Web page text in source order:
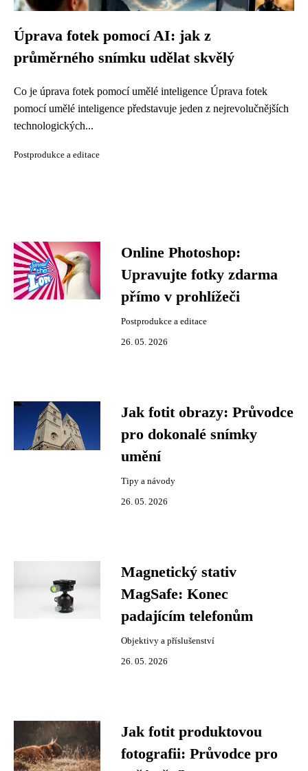
Úprava fotek pomocí AI: jak z
průměrného snímku udělat skvělý
Co je úprava fotek pomocí umělé inteligence Úprava fotek
pomocí umělé inteligence představuje jeden z nejrevolučnějších
technologických...
Postprodukce a editace
Online Photoshop:
Upravujte fotky zdarma
přímo v prohlížeči
Postprodukce a editace
26. 05. 2026
Jak fotit obrazy: Průvodce
pro dokonalé snímky
umění
Tipy a návody
26. 05. 2026
Magnetický stativ
MagSafe: Konec
padajícím telefonům
Objektivy a příslušenství
26. 05. 2026
Jak fotit produktovou
fotografii: Průvodce pro